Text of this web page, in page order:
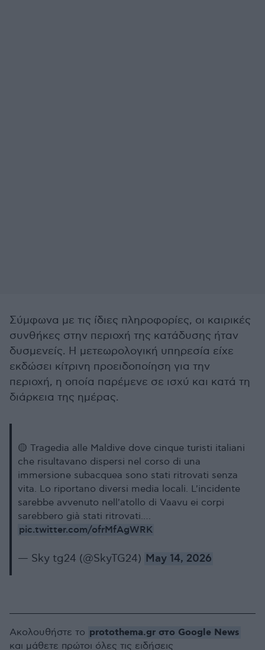
Σύμφωνα με τις ίδιες πληροφορίες, οι καιρικές
συνθήκες στην περιοχή της κατάδυσης ήταν
δυσμενείς. Η μετεωρολογική υπηρεσία είχε
εκδώσει κίτρινη προειδοποίηση για την
περιοχή, η οποία παρέμενε σε ισχύ και κατά τη
διάρκεια της ημέρας.
🟡 Tragedia alle Maldive dove cinque turisti italiani
che risultavano dispersi nel corso di una
immersione subacquea sono stati ritrovati senza
vita. Lo riportano diversi media locali. L'incidente
sarebbe avvenuto nell'atollo di Vaavu ei corpi
sarebbero già stati ritrovati.…
pic.twitter.com/ofrMfAgWRK
— Sky tg24 (@SkyTG24) May 14, 2026
Ακολουθήστε το protothema.gr στο Google News
και μάθετε πρώτοι όλες τις ειδήσεις